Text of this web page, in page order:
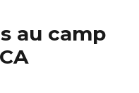
au camp